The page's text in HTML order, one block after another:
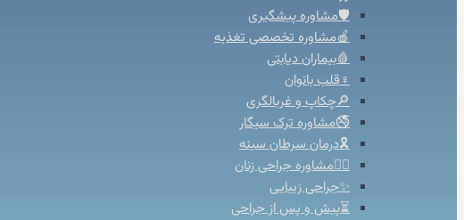
🛡️مشاوره پیشگیری
🍎مشاوره تخصصی تغذیه
🩸بیماران دیابتی
♀️قلب بانوان
🔎چکاپ و غربالگری
🚭مشاوره ترک سیگار
🎗️درمان سرطان سینه
👩‍⚕️مشاوره جراحی زنان
✨جراحی زیبایی
⏳پیش و پس از جراحی